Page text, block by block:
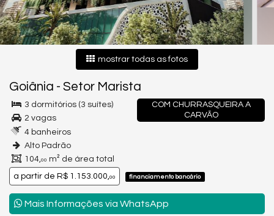
mostrar todas as fotos
Goiânia - Setor Marista
COM CHURRASQUEIRA A
CARVÃO
3 dormitórios (3 suítes)
2 vagas
4 banheiros
Alto Padrão
104,00 m² de área total
a partir de R$ 1.153.000,00 financiamento bancário
Mais Informações via WhatsApp